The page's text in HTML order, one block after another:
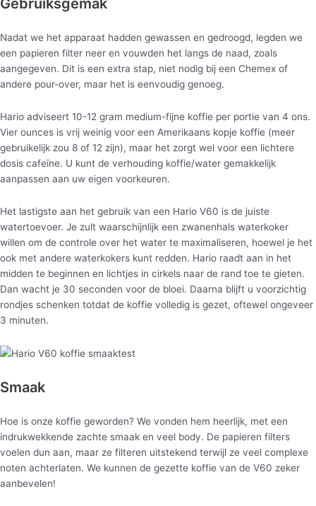
Gebruiksgemak
Nadat we het apparaat hadden gewassen en gedroogd, legden we
een papieren filter neer en vouwden het langs de naad, zoals
aangegeven. Dit is een extra stap, niet nodig bij een Chemex of
andere pour-over, maar het is eenvoudig genoeg.
Hario adviseert 10-12 gram medium-fijne koffie per portie van 4 ons.
Vier ounces is vrij weinig voor een Amerikaans kopje koffie (meer
gebruikelijk zou 8 of 12 zijn), maar het zorgt wel voor een lichtere
dosis cafeïne. U kunt de verhouding koffie/water gemakkelijk
aanpassen aan uw eigen voorkeuren.
Het lastigste aan het gebruik van een Hario V60 is de juiste
watertoevoer. Je zult waarschijnlijk een zwanenhals waterkoker
willen om de controle over het water te maximaliseren, hoewel je het
ook met andere waterkokers kunt redden. Hario raadt aan in het
midden te beginnen en lichtjes in cirkels naar de rand toe te gieten.
Dan wacht je 30 seconden voor de bloei. Daarna blijft u voorzichtig
rondjes schenken totdat de koffie volledig is gezet, oftewel ongeveer
3 minuten.
Smaak
Hoe is onze koffie geworden? We vonden hem heerlijk, met een
indrukwekkende zachte smaak en veel body. De papieren filters
voelen dun aan, maar ze filteren uitstekend terwijl ze veel complexe
noten achterlaten. We kunnen de gezette koffie van de V60 zeker
aanbevelen!